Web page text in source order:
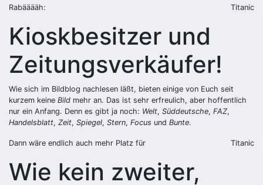
Rabääääh: Titanic
Kioskbesitzer und
Zeitungsverkäufer!
Wie sich im Bildblog nachlesen läßt, bieten einige von Euch seit
kurzem keine Bild mehr an. Das ist sehr erfreulich, aber hoffentlich
nur ein Anfang. Denn es gibt ja noch: Welt, Süddeutsche, FAZ,
Handelsblatt, Zeit, Spiegel, Stern, Focus und Bunte.
Dann wäre endlich auch mehr Platz für Titanic
Wie kein zweiter,